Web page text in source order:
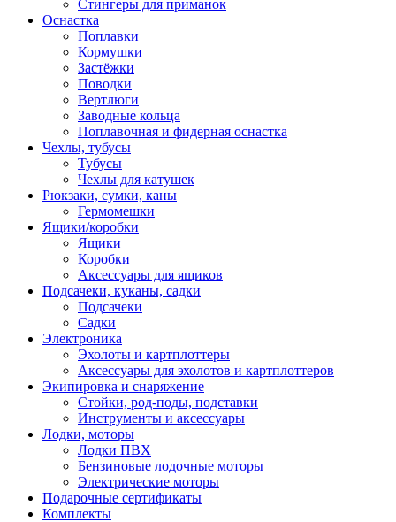
Стингеры для приманок
Оснастка
Поплавки
Кормушки
Застёжки
Поводки
Вертлюги
Заводные кольца
Поплавочная и фидерная оснастка
Чехлы, тубусы
Тубусы
Чехлы для катушек
Рюкзаки, сумки, каны
Гермомешки
Ящики/коробки
Ящики
Коробки
Аксессуары для ящиков
Подсачеки, куканы, садки
Подсачеки
Садки
Электроника
Эхолоты и картплоттеры
Аксессуары для эхолотов и картплоттеров
Экипировка и снаряжение
Стойки, род-поды, подставки
Инструменты и аксессуары
Лодки, моторы
Лодки ПВХ
Бензиновые лодочные моторы
Электрические моторы
Подарочные сертификаты
Комплекты